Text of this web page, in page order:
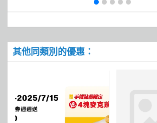
其他同類別的優惠：